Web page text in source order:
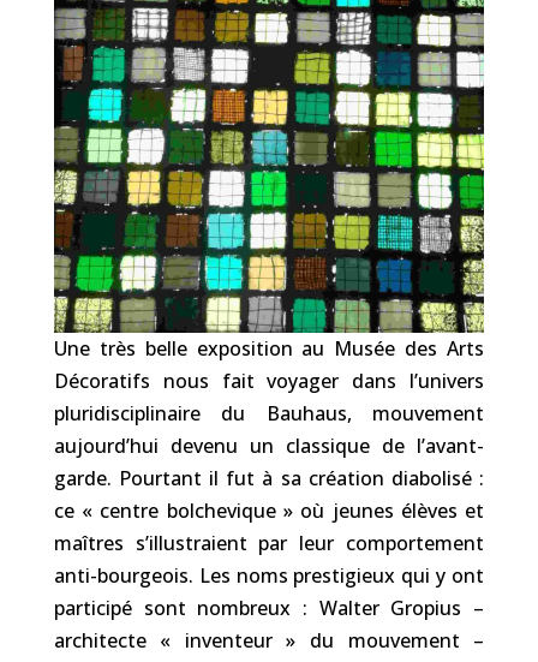
Une très belle exposition au Musée des Arts
Décoratifs nous fait voyager dans l’univers
pluridisciplinaire du Bauhaus, mouvement
aujourd’hui devenu un classique de l’avant-
garde. Pourtant il fut à sa création diabolisé :
ce « centre bolchevique » où jeunes élèves et
maîtres s’illustraient par leur comportement
anti-bourgeois. Les noms prestigieux qui y ont
participé sont nombreux : Walter Gropius –
architecte « inventeur » du mouvement –